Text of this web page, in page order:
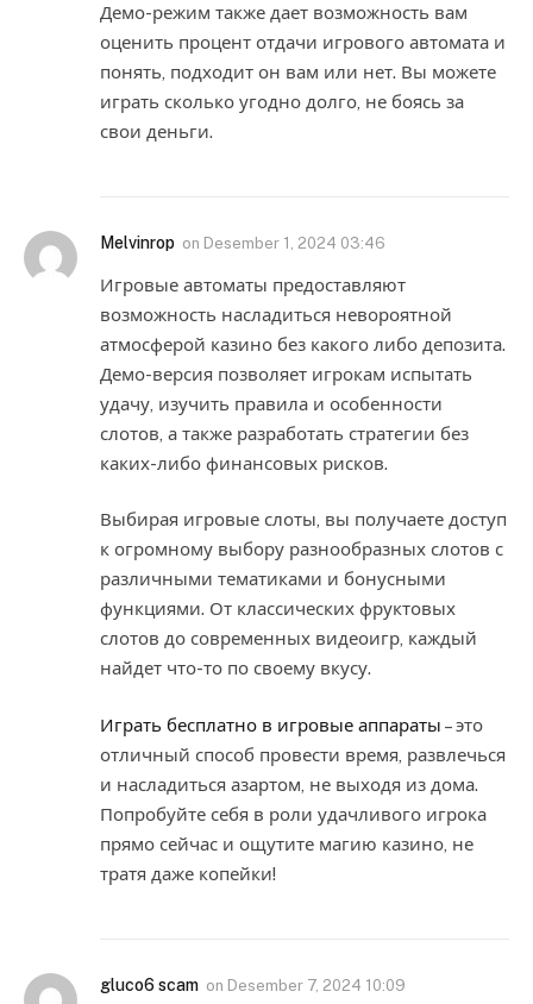
Демо-режим также дает возможность вам
оценить процент отдачи игрового автомата и
понять, подходит он вам или нет. Вы можете
играть сколько угодно долго, не боясь за
свои деньги.
Melvinrop on Desember 1, 2024 03:46
Игровые автоматы предоставляют
возможность насладиться невороятной
атмосферой казино без какого либо депозита.
Демо-версия позволяет игрокам испытать
удачу, изучить правила и особенности
слотов, а также разработать стратегии без
каких-либо финансовых рисков.
Выбирая игровые слоты, вы получаете доступ
к огромному выбору разнообразных слотов с
различными тематиками и бонусными
функциями. От классических фруктовых
слотов до современных видеоигр, каждый
найдет что-то по своему вкусу.
Играть бесплатно в игровые аппараты – это
отличный способ провести время, развлечься
и насладиться азартом, не выходя из дома.
Попробуйте себя в роли удачливого игрока
прямо сейчас и ощутите магию казино, не
тратя даже копейки!
gluco6 scam on Desember 7, 2024 10:09